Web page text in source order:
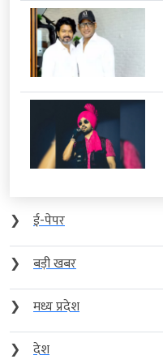
❯
ई-पेपर
❯
बड़ी खबर
❯
मध्य प्रदेश
❯
देश